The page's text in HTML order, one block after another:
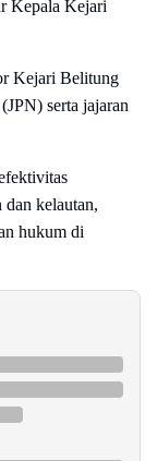
Kepala Kejari
Kejari Belitung
serta jajaran
dan kelautan,
hukum di